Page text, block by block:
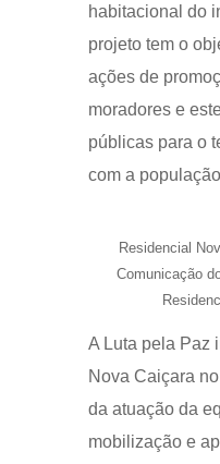
habitacional do
projeto tem o
ações de
moradores e
públicas para o
com a
Residencial
Comunicação
A Luta pela Paz
Nova Caiçara
da atuação da
mobilização e